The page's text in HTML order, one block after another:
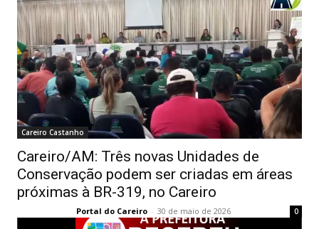
Careiro Castanho
Careiro/AM: Três novas Unidades de
Conservação podem ser criadas em áreas
próximas à BR-319, no Careiro
Portal do Careiro - 30 de maio de 2026 0